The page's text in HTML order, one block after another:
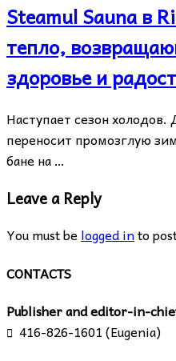
Steamul Sauna в
тепло,
здоровье и
Наступает сезон холодов.
переносит промозглую
бане на …
Leave a Reply
You must belogged into
CONTACTS
Publisher and editor-in-
 416-826-1601 (Eugenia)